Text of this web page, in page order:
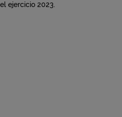
ejercicio 2023.